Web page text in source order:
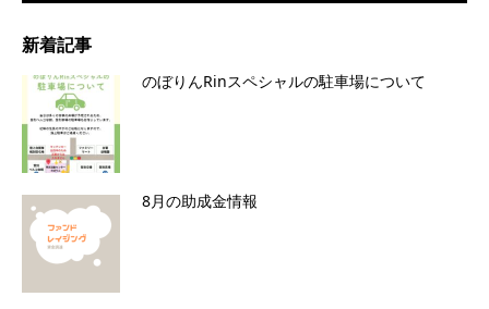
新着記事
のぼりんRinスペシャルの駐車場について
8月の助成金情報